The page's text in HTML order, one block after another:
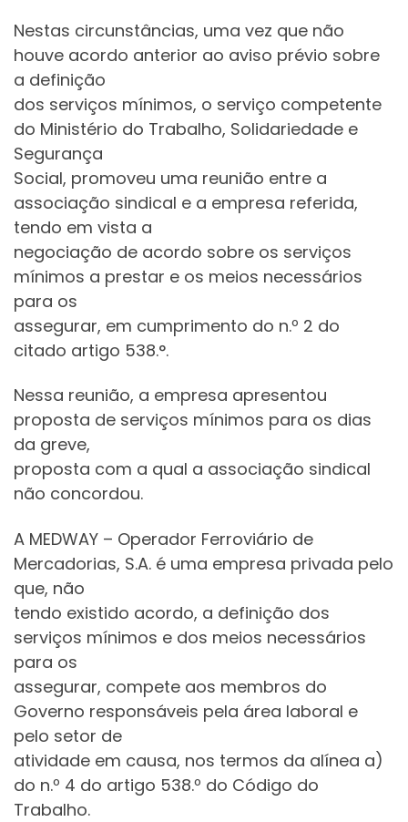
Nestas circunstâncias, uma vez que não
houve acordo anterior ao aviso prévio sobre
a definição
dos serviços mínimos, o serviço competente
do Ministério do Trabalho, Solidariedade e
Segurança
Social, promoveu uma reunião entre a
associação sindical e a empresa referida,
tendo em vista a
negociação de acordo sobre os serviços
mínimos a prestar e os meios necessários
para os
assegurar, em cumprimento do n.º 2 do
citado artigo 538.°.
Nessa reunião, a empresa apresentou
proposta de serviços mínimos para os dias
da greve,
proposta com a qual a associação sindical
não concordou.
A MEDWAY – Operador Ferroviário de
Mercadorias, S.A. é uma empresa privada pelo
que, não
tendo existido acordo, a definição dos
serviços mínimos e dos meios necessários
para os
assegurar, compete aos membros do
Governo responsáveis pela área laboral e
pelo setor de
atividade em causa, nos termos da alínea a)
do n.º 4 do artigo 538.º do Código do
Trabalho.